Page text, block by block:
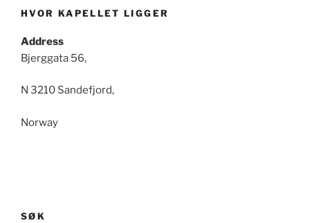
HVOR KAPELLET LIGGER
Address
Bjerggata 56,
N 3210 Sandefjord,
Norway
SØK